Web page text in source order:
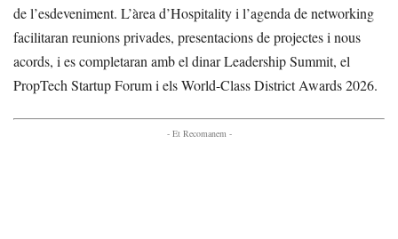
de l’esdeveniment. L’àrea d’Hospitality i l’agenda de networking
facilitaran reunions privades, presentacions de projectes i nous
acords, i es completaran amb el dinar Leadership Summit, el
PropTech Startup Forum i els World-Class District Awards 2026.
- Et Recomanem -